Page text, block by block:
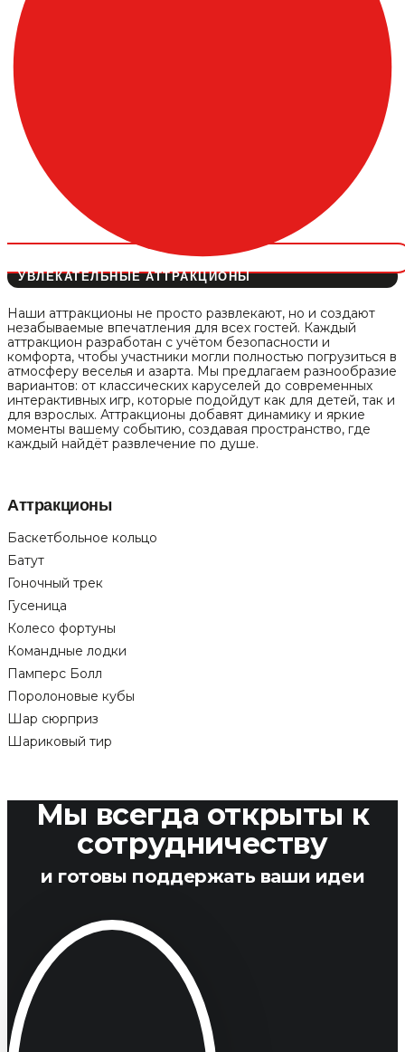
УВЛЕКАТЕЛЬНЫЕ АТТРАКЦИОНЫ
Наши аттракционы не просто развлекают, но и создают
незабываемые впечатления для всех гостей. Каждый
аттракцион разработан с учётом безопасности и
комфорта, чтобы участники могли полностью погрузиться в
атмосферу веселья и азарта. Мы предлагаем разнообразие
вариантов: от классических каруселей до современных
интерактивных игр, которые подойдут как для детей, так и
для взрослых. Аттракционы добавят динамику и яркие
моменты вашему событию, создавая пространство, где
каждый найдёт развлечение по душе.
Аттракционы
Баскетбольное кольцо
Батут
Гоночный трек
Гусеница
Колесо фортуны
Командные лодки
Памперс Болл
Поролоновые кубы
Шар сюрприз
Шариковый тир
Мы всегда открыты к
сотрудничеству
и готовы поддержать ваши идеи